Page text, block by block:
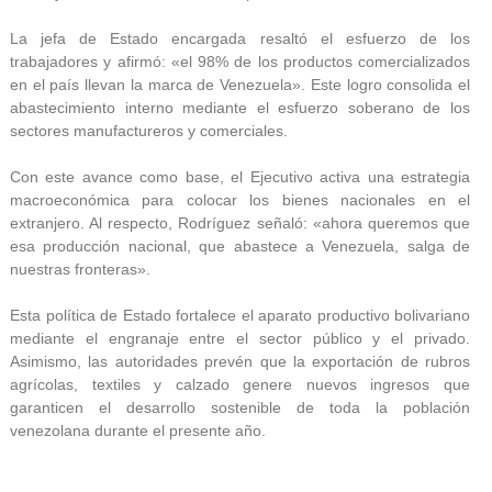
La jefa de Estado encargada resaltó el esfuerzo de los
trabajadores y afirmó: «el 98% de los productos comercializados
en el país llevan la marca de Venezuela». Este logro consolida el
abastecimiento interno mediante el esfuerzo soberano de los
sectores manufactureros y comerciales.
Con este avance como base, el Ejecutivo activa una estrategia
macroeconómica para colocar los bienes nacionales en el
extranjero. Al respecto, Rodríguez señaló: «ahora queremos que
esa producción nacional, que abastece a Venezuela, salga de
nuestras fronteras».
Esta política de Estado fortalece el aparato productivo bolivariano
mediante el engranaje entre el sector público y el privado.
Asimismo, las autoridades prevén que la exportación de rubros
agrícolas, textiles y calzado genere nuevos ingresos que
garanticen el desarrollo sostenible de toda la población
venezolana durante el presente año.